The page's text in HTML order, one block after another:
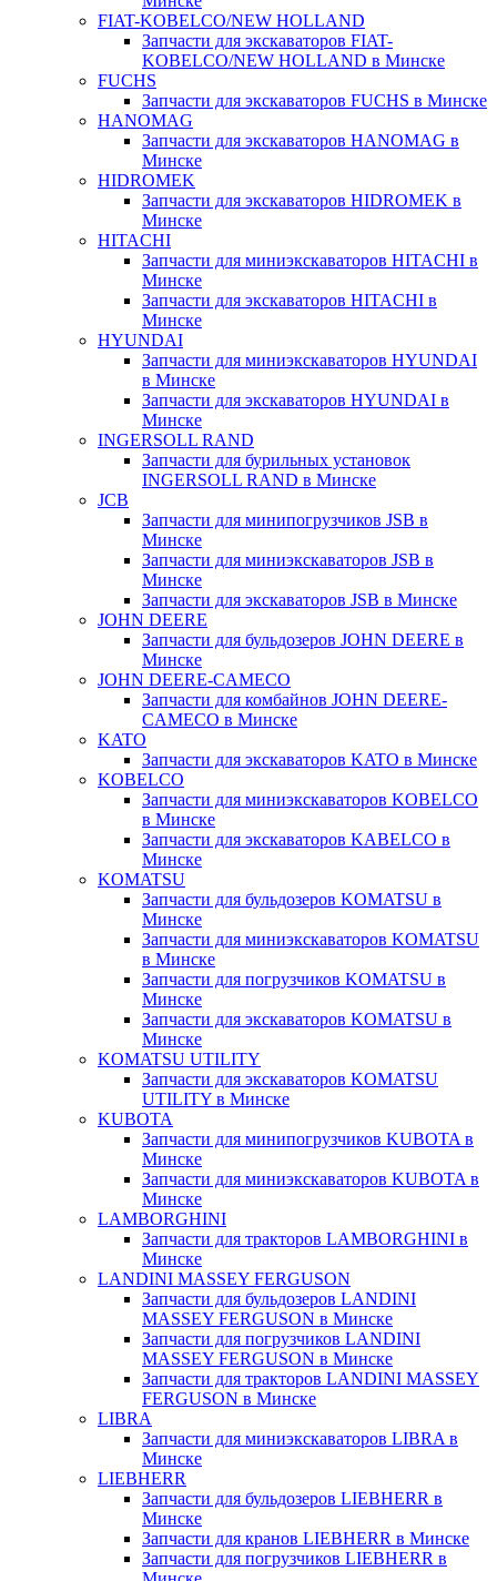
FIAT-KOBELCO/NEW HOLLAND
Запчасти для экскаваторов FIAT-
KOBELCO/NEW HOLLAND в Минске
FUCHS
Запчасти для экскаваторов FUCHS в Минске
HANOMAG
Запчасти для экскаваторов HANOMAG в
Минске
HIDROMEK
Запчасти для экскаваторов HIDROMEK в
Минске
HITACHI
Запчасти для миниэкскаваторов HITACHI в
Минске
Запчасти для экскаваторов HITACHI в
Минске
HYUNDAI
Запчасти для миниэкскаваторов HYUNDAI
в Минске
Запчасти для экскаваторов HYUNDAI в
Минске
INGERSOLL RAND
Запчасти для бурильных установок
INGERSOLL RAND в Минске
JCB
Запчасти для минипогрузчиков JSB в
Минске
Запчасти для миниэкскаваторов JSB в
Минске
Запчасти для экскаваторов JSB в Минске
JOHN DEERE
Запчасти для бульдозеров JOHN DEERE в
Минске
JOHN DEERE-CAMECO
Запчасти для комбайнов JOHN DEERE-
CAMECO в Минске
KATO
Запчасти для экскаваторов KATO в Минске
KOBELCO
Запчасти для миниэкскаваторов KOBELCO
в Минске
Запчасти для экскаваторов KABELCO в
Минске
KOMATSU
Запчасти для бульдозеров KOMATSU в
Минске
Запчасти для миниэкскаваторов KOMATSU
в Минске
Запчасти для погрузчиков KOMATSU в
Минске
Запчасти для экскаваторов KOMATSU в
Минске
KOMATSU UTILITY
Запчасти для экскаваторов KOMATSU
UTILITY в Минске
KUBOTA
Запчасти для минипогрузчиков KUBOTA в
Минске
Запчасти для миниэкскаваторов KUBOTA в
Минске
LAMBORGHINI
Запчасти для тракторов LAMBORGHINI в
Минске
LANDINI MASSEY FERGUSON
Запчасти для бульдозеров LANDINI
MASSEY FERGUSON в Минске
Запчасти для погрузчиков LANDINI
MASSEY FERGUSON в Минске
Запчасти для тракторов LANDINI MASSEY
FERGUSON в Минске
LIBRA
Запчасти для миниэкскаваторов LIBRA в
Минске
LIEBHERR
Запчасти для бульдозеров LIEBHERR в
Минске
Запчасти для кранов LIEBHERR в Минске
Запчасти для погрузчиков LIEBHERR в